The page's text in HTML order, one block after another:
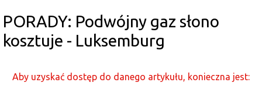
PORADY: Podwójny gaz słono
kosztuje - Luksemburg
Aby uzyskać dostęp do danego artykułu, konieczna jest: